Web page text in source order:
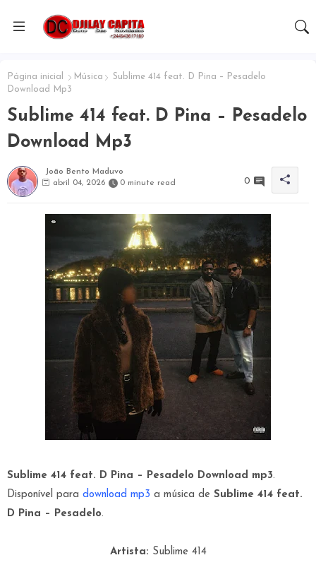
Página inicial Música
Sublime 414 feat. D Pina – Pesadelo
Download Mp3
Sublime 414 feat. D Pina – Pesadelo
Download Mp3
João Bento Maduvo
abril 04, 2026
0 minute read 0
Sublime 414 feat. D Pina – Pesadelo Download mp3.
Disponível para download mp3 a música de Sublime 414 feat.
D Pina – Pesadelo.
Artista: Sublime 414